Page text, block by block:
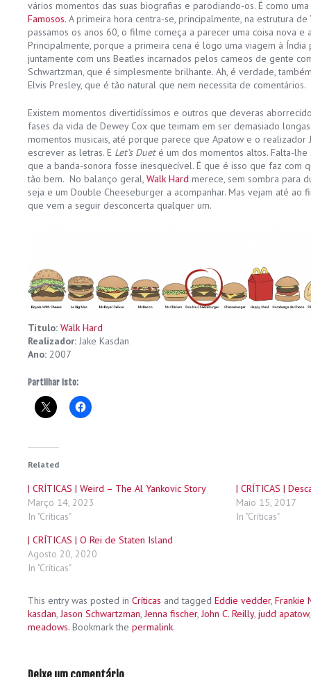
vários momentos das suas biografias e parodiando-os. É como
Famosos. A primeira hora centra-se, principalmente, na estrutura de
passamos os anos 60, o filme começa a parecer uma coisa nova
Principalmente, porque a primeira cena é logo uma viagem à Índia
juntamente com uns Beatles incarnados pelos cameos de gente
Schwartzman, que é simplesmente brilhante. Ah, é verdade,
Elvis Presley, que é tão natural que nem necessita de comentários.
Existem momentos divertidíssimos e outros que deveras
fases da vida de Dewey Cox que teimam em ser demasiado
momentos musicais, até porque parece que Apatow e o realizador
escrever as letras. E Let’s Dueté um dos momentos altos. Falta-
que a banda-sonora fosse inesquecível. É que é isso que faz com
tão bem. No balanço geral, Walk Hard merece, sem sombra para
seja e um Double Cheeseburger a acompanhar. Mas vejam até ao
que vem a seguir desconcerta qualquer um.
Título: Walk Hard
Realizador: Jake Kasdan
Ano: 2007
Partilhar isto:
Related
| CRÍTICAS | Weird – The Al Yankovic Story
Março 14, 2023
In "Críticas"
| CRÍTICAS |
Maio 15, 2017
In "Críticas"
| CRÍTICAS | O Rei de Staten Island
Agosto 20, 2020
In "Críticas"
This entry was posted in Críticas and tagged Eddie vedder, Frankie
kasdan,Jason Schwartzman,Jenna fischer,John C. Reilly, judd apatow
meadows. Bookmark the permalink.